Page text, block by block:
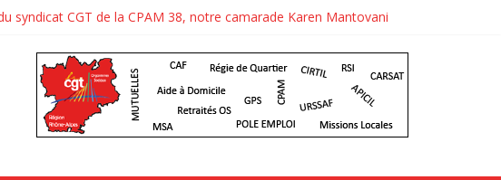
syndicat CGT de la CPAM 38, notre camarade Karen Mantovani
38 lui a préparé un jolie comité d’accueil, bravo aux camarades